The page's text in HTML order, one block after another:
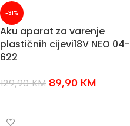
-31%
Aku aparat za varenje
plastičnih cijevi18V NEO 04-
622
129,90KM 89,90 KM